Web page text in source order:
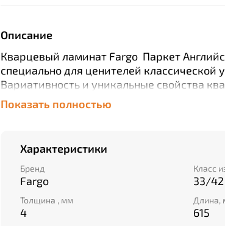
Описание
Кварцевый ламинат Fargo Паркет
специально для ценителей классической
Вариативность и уникальные свойства
позволяют ему заменить дорогостоящий
превосходя его с практической стороны.
Показать полностью
Характеристики
Бренд
Fargo
Класс
33/42
Толщина , мм
4
Длина,
615